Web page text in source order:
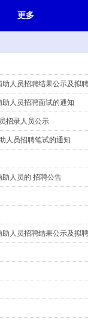
更多
人员招聘面试的通知
招录人员公示
人员招聘笔试的通知
人员的 招聘公告